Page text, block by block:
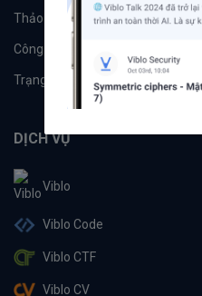
Thảo luận
Công cụ
Trạng thái hệ thống
DỊCH VỤ
Viblo
Viblo Code
Viblo CTF
Viblo CV